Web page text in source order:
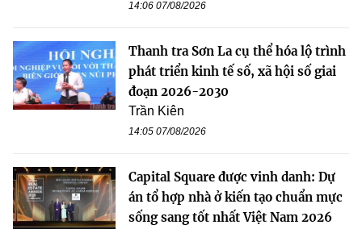
14:06 07/08/2026
Thanh tra Sơn La cụ thể hóa lộ trình
phát triển kinh tế số, xã hội số giai
đoạn 2026-2030
Trần Kiên
14:05 07/08/2026
Capital Square được vinh danh: Dự
án tổ hợp nhà ở kiến tạo chuẩn mực
sống sang tốt nhất Việt Nam 2026